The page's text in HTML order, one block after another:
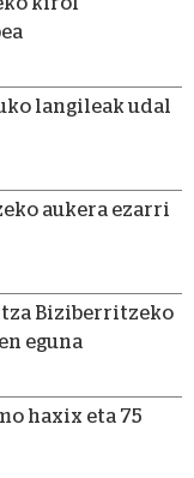
langileak udal
aukera ezarri
Biziberritzeko
eguna
haxix eta 75